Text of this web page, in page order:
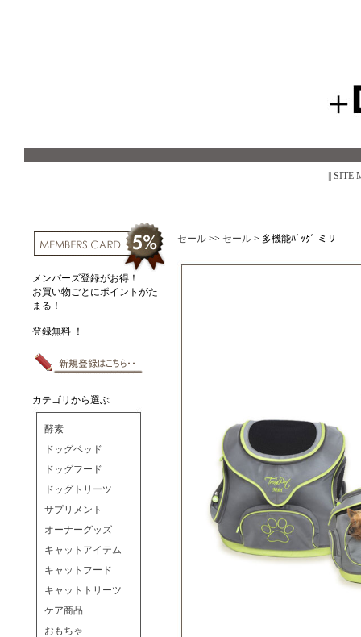
|| SITE
メンバーズ登録がお得！
お買い物ごとにポイントがた
まる！
登録無料 ！
カテゴリから選ぶ
酵素
ドッグベッド
ドッグフード
ドッグトリーツ
サプリメント
オーナーグッズ
キャットアイテム
キャットフード
キャットトリーツ
ケア商品
おもちゃ
セール >> セール > 多機能ﾊﾞｯｸﾞ ミリ